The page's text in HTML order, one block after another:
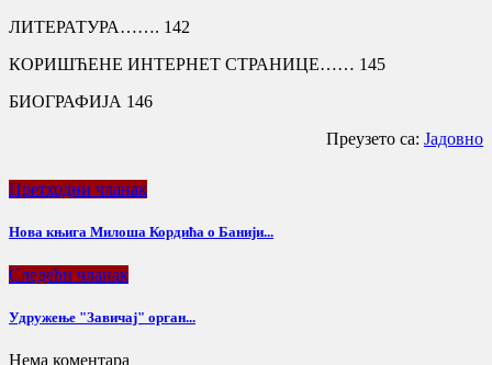
ЛИТЕРАТУРА……. 142
КОРИШЋЕНЕ ИНТЕРНЕТ СТРАНИЦЕ…… 145
БИОГРАФИЈА 146
Преузето са: Јадовно
Претходни чланак
Нова књига Милоша Кордића о Банији...
Следећи чланак
Удружење "Завичај" орган...
Нема коментара